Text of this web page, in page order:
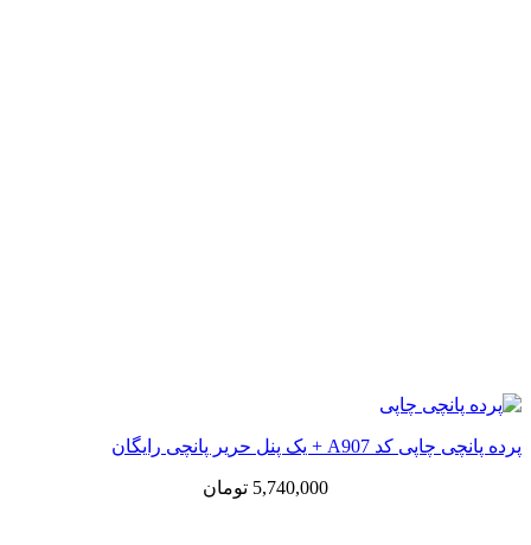
پرده پانچی چاپی کد A907 + یک پنل حریر پانچی رایگان
5,740,000 تومان